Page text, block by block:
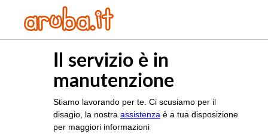
Il servizio è in
manutenzione
Stiamo lavorando per te. Ci scusiamo per il
disagio, la nostra assistenza è a tua disposizione
per maggiori informazioni